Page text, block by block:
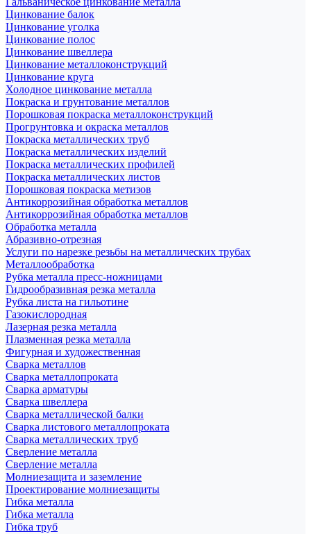
Цинкование балок
Цинкование уголка
Цинкование полос
Цинкование швеллера
Цинкование металлоконструкций
Цинкование круга
Холодное цинкование металла
Покраска и грунтование металлов
Порошковая покраска металлоконструкций
Прогрунтовка и окраска металлов
Покраска металлических труб
Покраска металлических изделий
Покраска металлических профилей
Покраска металлических листов
Порошковая покраска метизов
Антикоррозийная обработка металлов
Антикоррозийная обработка металлов
Обработка металла
Абразивно-отрезная
Услуги по нарезке резьбы на металлических трубах
Металлообработка
Рубка металла пресс-ножницами
Гидрообразивная резка металла
Рубка листа на гильотине
Газокислородная
Лазерная резка металла
Плазменная резка металла
Фигурная и художественная
Сварка металлов
Сварка металлопроката
Сварка арматуры
Сварка швеллера
Сварка металлической балки
Сварка листового металлопроката
Сварка металлических труб
Сверление металла
Сверление металла
Молниезащита и заземление
Проектирование молниезащиты
Гибка металла
Гибка металла
Гибка труб